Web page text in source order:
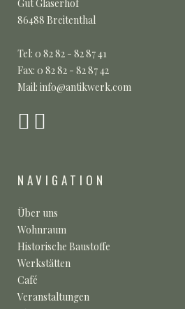
Gut Glaserhof
86488 Breitenthal
Tel: 0 82 82 - 82 87 41
Fax: 0 82 82 - 82 87 42
Mail: info@antikwerk.com
NAVIGATION
Über uns
Wohnraum
Historische Baustoffe
Werkstätten
Café
Veranstaltungen